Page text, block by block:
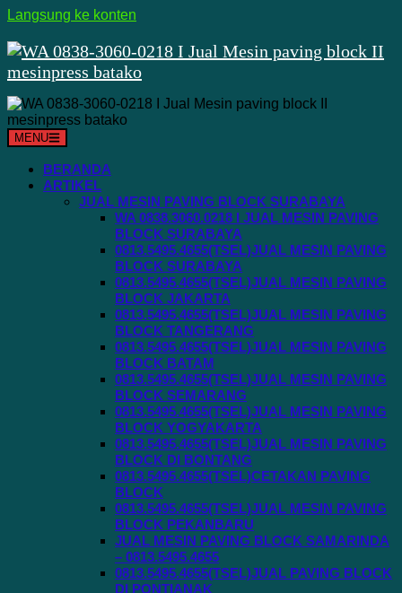
Langsung ke konten
MENU
BERANDA
ARTIKEL
JUAL MESIN PAVING BLOCK SURABAYA
WA 0838.3060.0218 I JUAL MESIN PAVING
BLOCK SURABAYA
0813.5495.4655(TSEL)JUAL MESIN PAVING
BLOCK SURABAYA
0813.5495.4655(TSEL)JUAL MESIN PAVING
BLOCK JAKARTA
0813.5495.4655(TSEL)JUAL MESIN PAVING
BLOCK TANGERANG
0813.5495.4655(TSEL)JUAL MESIN PAVING
BLOCK BATAM
0813.5495.4655(TSEL)JUAL MESIN PAVING
BLOCK SEMARANG
0813.5495.4655(TSEL)JUAL MESIN PAVING
BLOCK YOGYAKARTA
0813.5495.4655(TSEL)JUAL MESIN PAVING
BLOCK DI BONTANG
0813.5495.4655(TSEL)CETAKAN PAVING
BLOCK
0813.5495.4655(TSEL)JUAL MESIN PAVING
BLOCK PEKANBARU
JUAL MESIN PAVING BLOCK SAMARINDA
– 0813.5495.4655
0813.5495.4655(TSEL)JUAL PAVING BLOCK
DI PONTIANAK